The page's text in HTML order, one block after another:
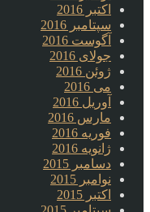
اکتبر 2016
سپتامبر 2016
آگوست 2016
جولای 2016
ژوئن 2016
می 2016
آوریل 2016
مارس 2016
فوریه 2016
ژانویه 2016
دسامبر 2015
نوامبر 2015
اکتبر 2015